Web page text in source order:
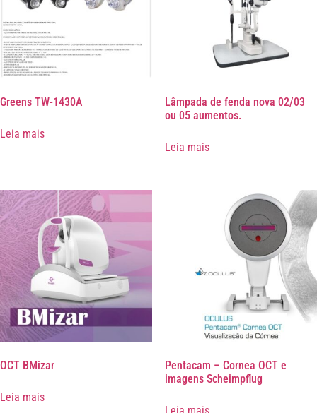
Greens TW-1430A
Leia mais
Lâmpada de fenda nova 02/03
ou 05 aumentos.
Leia mais
OCT BMizar
Leia mais
Pentacam – Cornea OCT e
imagens Scheimpflug